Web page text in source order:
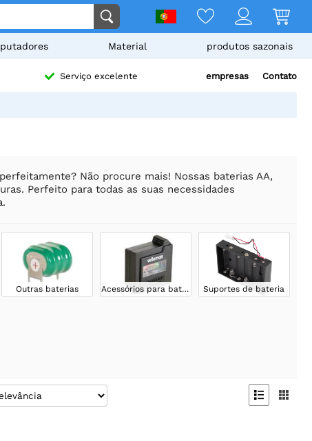
Material produtos sazonais
Serviço excelente empresas Contato
Não procure mais! Nossas baterias AA,
Perfeito para todas as suas necessidades
Outras baterias Acessórios para baterias Suportes de bateria
 